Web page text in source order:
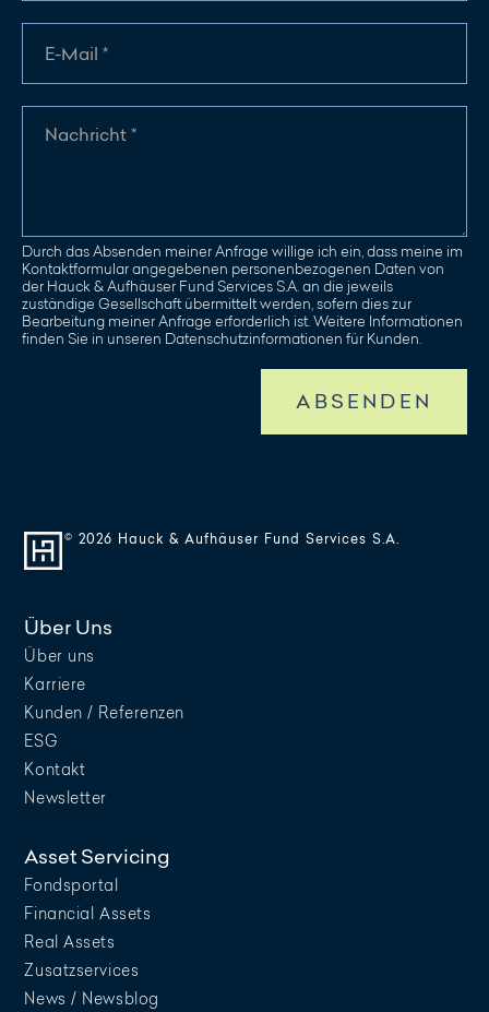
Durch das Absenden meiner Anfrage willige ich ein, dass meine im
Kontaktformular angegebenen personenbezogenen Daten von
der Hauck & Aufhäuser Fund Services S.A. an die jeweils
zuständige Gesellschaft übermittelt werden, sofern dies zur
Bearbeitung meiner Anfrage erforderlich ist. Weitere Informationen
finden Sie in unseren Datenschutzinformationen für Kunden.
ABSENDEN
© 2026 Hauck & Aufhäuser Fund Services S.A.
Über Uns
Über uns
Karriere
Kunden / Referenzen
ESG
Kontakt
Newsletter
Asset Servicing
Fondsportal
Financial Assets
Real Assets
Zusatzservices
News / Newsblog